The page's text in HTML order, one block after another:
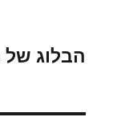
הבלוג של